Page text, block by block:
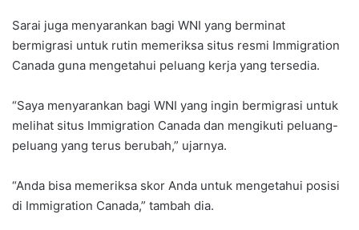
Sarai juga menyarankan bagi WNI yang berminat
bermigrasi untuk rutin memeriksa situs resmi Immigration
Canada guna mengetahui peluang kerja yang tersedia.
“Saya menyarankan bagi WNI yang ingin bermigrasi untuk
melihat situs Immigration Canada dan mengikuti peluang-
peluang yang terus berubah,” ujarnya.
“Anda bisa memeriksa skor Anda untuk mengetahui posisi
di Immigration Canada,” tambah dia.